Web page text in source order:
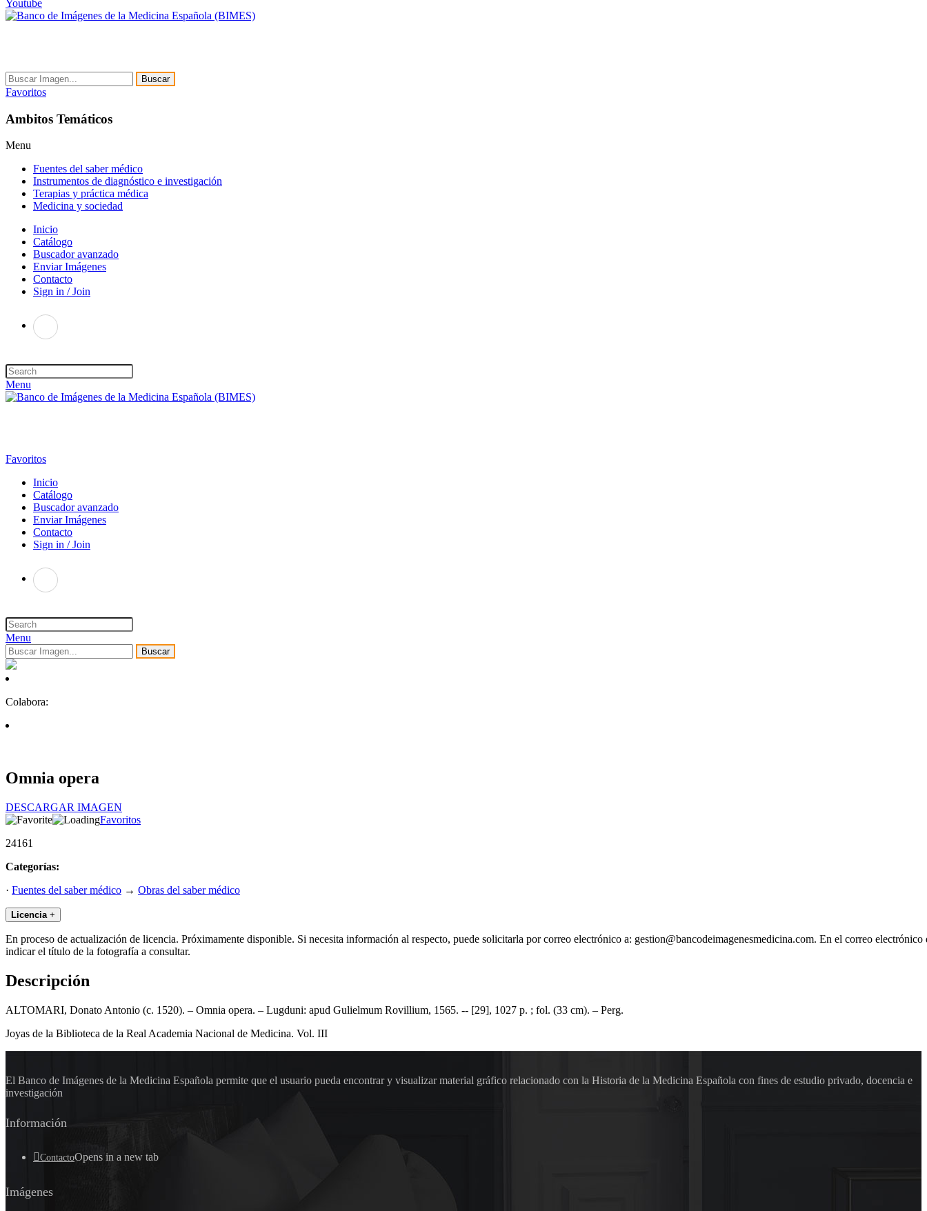
Youtube
Buscar
Favoritos
Ambitos Temáticos
Menu
Fuentes del saber médico
Instrumentos de diagnóstico e investigación
Terapias y práctica médica
Medicina y sociedad
Inicio
Catálogo
Buscador avanzado
Enviar Imágenes
Contacto
Sign in / Join
Menu
Favoritos
Inicio
Catálogo
Buscador avanzado
Enviar Imágenes
Contacto
Sign in / Join
Menu
Buscar
Colabora:
Omnia opera
DESCARGAR IMAGEN
Favoritos
24161
Categorías:
· Fuentes del saber médico → Obras del saber médico
Licencia +
En proceso de actualización de licencia. Próximamente disponible. Si necesita información al respecto, puede solicitarla por correo electrónico a: gestion@bancodeimagenesmedicina.com. En el correo electrónico
indicar el título de la fotografía a consultar.
Descripción
ALTOMARI, Donato Antonio (c. 1520). – Omnia opera. – Lugduni: apud Gulielmum Rovillium, 1565. -- [29], 1027 p. ; fol. (33 cm). – Perg.
Joyas de la Biblioteca de la Real Academia Nacional de Medicina. Vol. III
El Banco de Imágenes de la Medicina Española permite que el usuario pueda encontrar y visualizar material gráfico relacionado con la Historia de la Medicina Española con fines de estudio privado, docencia e
investigación
Información
ContactoOpens in a new tab
Imágenes